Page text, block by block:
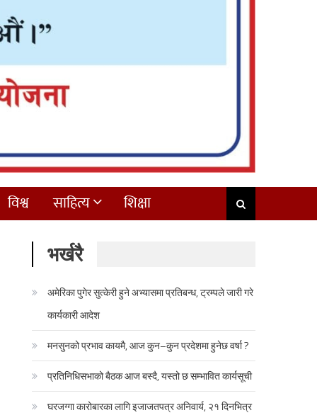
विश्व साहित्य शिक्षा
भर्खरै
अमेरिका पुगेर सुत्केरी हुने अभ्यासमा प्रतिबन्ध, ट्रम्पले जारी गरे
कार्यकारी आदेश
मनसुनको प्रभाव कायमै, आज कुन–कुन प्रदेशमा हुनेछ वर्षा ?
प्रतिनिधिसभाको बैठक आज बस्दै, यस्तो छ सम्भावित कार्यसूची
घरजग्गा कारोबारका लागि इजाजतपत्र अनिवार्य, २१ दिनभित्र